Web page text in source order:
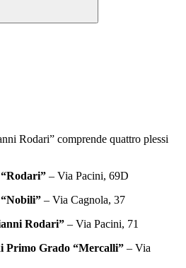
Rodari” comprende quattro plessi
– Via Pacini, 69D
– Via Cagnola, 37
Rodari” – Via Pacini, 71
Primo Grado “Mercalli” – Via